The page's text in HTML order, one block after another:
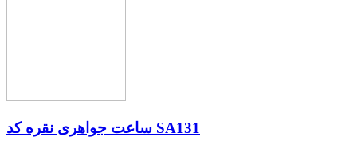
ساعت جواهری نقره کد SA131